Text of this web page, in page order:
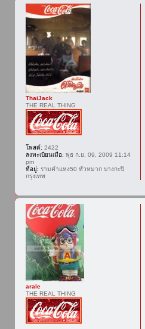
ThaiJack
THE REAL THING
โพสต์: 2422
ลงทะเบียนเมื่อ: พุธ ก.ย. 09, 2009 11:14
pm
ที่อยู่: รามคำแหง50 หัวหมาก บางกะปิ
กรุงเทพ
arale
THE REAL THING